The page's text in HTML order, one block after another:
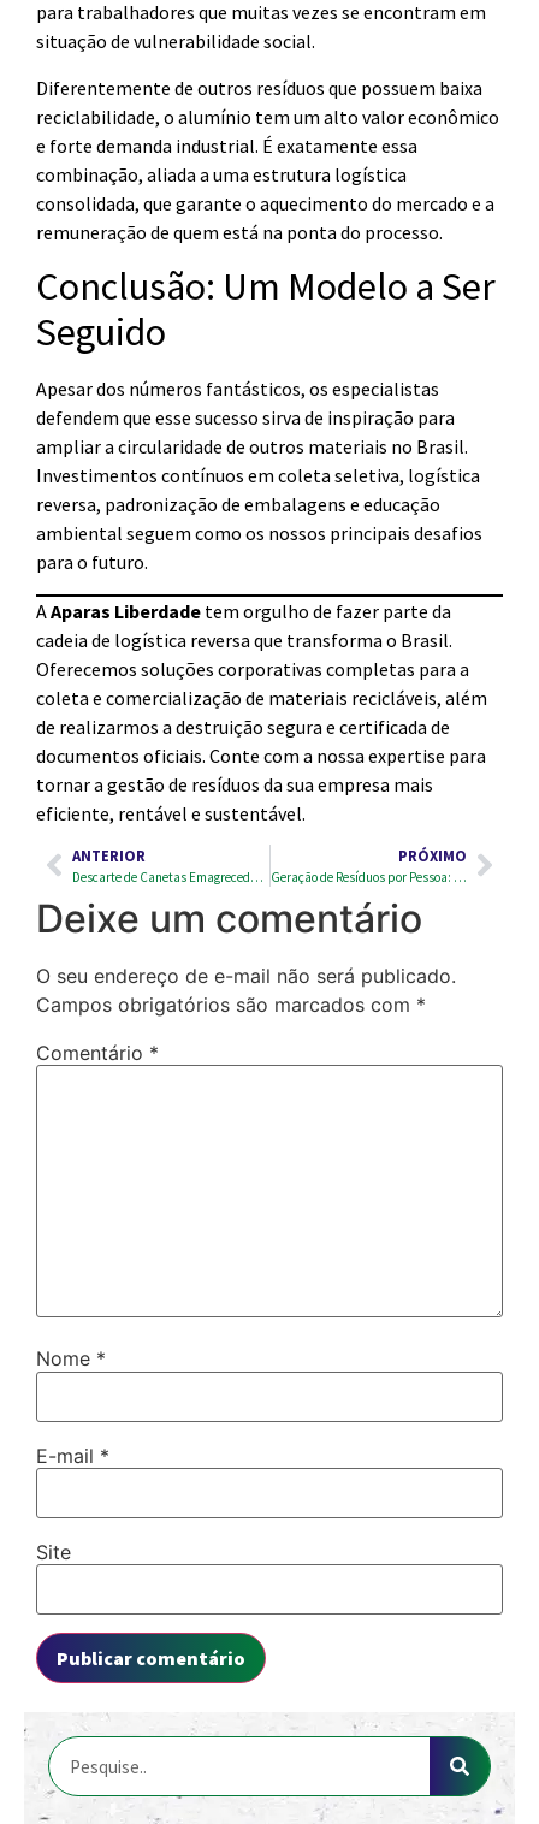
para trabalhadores que muitas vezes se encontram em
situação de vulnerabilidade social.
Diferentemente de outros resíduos que possuem baixa
reciclabilidade, o alumínio tem um alto valor econômico
e forte demanda industrial. É exatamente essa
combinação, aliada a uma estrutura logística
consolidada, que garante o aquecimento do mercado e a
remuneração de quem está na ponta do processo.
Conclusão: Um Modelo a Ser
Seguido
Apesar dos números fantásticos, os especialistas
defendem que esse sucesso sirva de inspiração para
ampliar a circularidade de outros materiais no Brasil.
Investimentos contínuos em coleta seletiva, logística
reversa, padronização de embalagens e educação
ambiental seguem como os nossos principais desafios
para o futuro.
AAparas Liberdade tem orgulho de fazer parte da
cadeia de logística reversa que transforma o Brasil.
Oferecemos soluções corporativas completas para a
coleta e comercialização de materiais recicláveis, além
de realizarmos a destruição segura e certificada de
documentos oficiais. Conte com a nossa expertise para
tornar a gestão de resíduos da sua empresa mais
eficiente, rentável e sustentável.
ANTERIOR
Descarte de Canetas Emagrecedoras: Como Fazer do Jeito Certo?
PRÓXIMO
Geração de Resíduos por Pessoa: O Impacto do Nosso Consumo Diário
Deixe um comentário
O seu endereço de e-mail não será publicado.
Campos obrigatórios são marcados com *
Comentário *
Nome *
E-mail *
Site